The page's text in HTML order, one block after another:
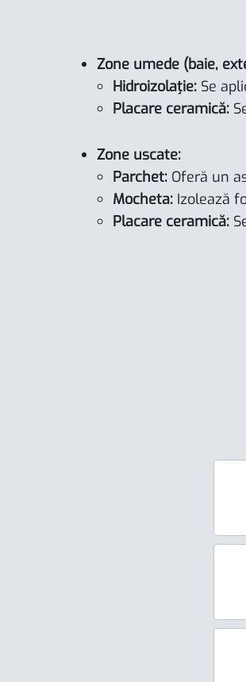
Zone umede (baie,
Hidroizolație: Se
Placare ceramică:
Zone uscate:
Parchet: Oferă un
Mocheta: Izolează
Placare ceramică: